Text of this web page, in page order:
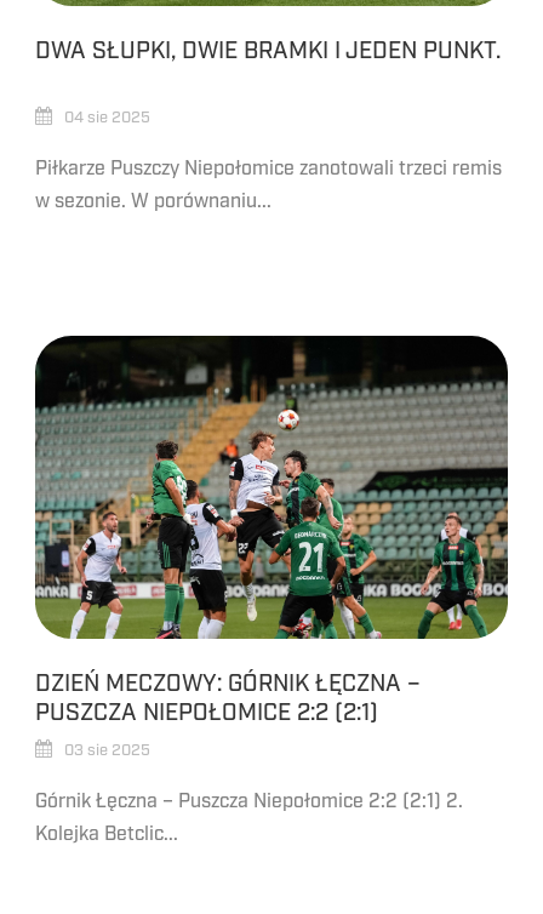
DWA SŁUPKI, DWIE BRAMKI I JEDEN PUNKT.
04 sie 2025
Piłkarze Puszczy Niepołomice zanotowali trzeci remis
w sezonie. W porównaniu...
DZIEŃ MECZOWY: GÓRNIK ŁĘCZNA –
PUSZCZA NIEPOŁOMICE 2:2 (2:1)
03 sie 2025
Górnik Łęczna – Puszcza Niepołomice 2:2 (2:1) 2.
Kolejka Betclic...